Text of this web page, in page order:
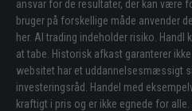
ansvar for de resultater, der kan være
bruger på forskellige måde anvender
her. Al trading indeholder risiko. Handl
at tabe. Historisk afkast garanterer
websitet har et uddannelsesmæssigt
investeringsråd. Handel med
kraftigt i pris og er ikke egnede for